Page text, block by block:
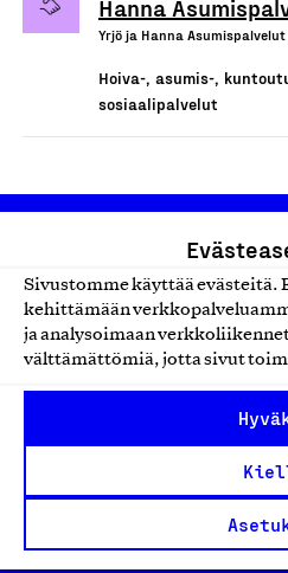
Sivustomme käyttää evästeitä.
kehittämään
ja analysoimaan
välttämättömiä, jotta sivut
Hanna
Yrjö ja Hanna Asumispalvelut
Hoiva-, asumis-,
sosiaalipalvelut
Olemme jäsentemme
työmarkkinajärjestöistä
Jäseninämme on koko
pienistä pajoista ja yhteisöistä
suuryrityksiin. Meidät on
edistämään suomalaista työtä